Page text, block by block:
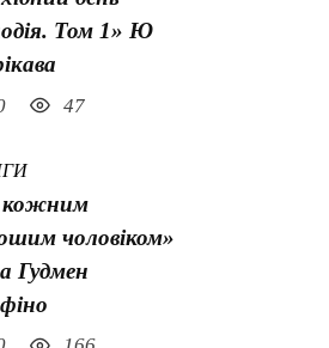
Том 1» Ю
47
кожним
чоловіком»
Гудмен